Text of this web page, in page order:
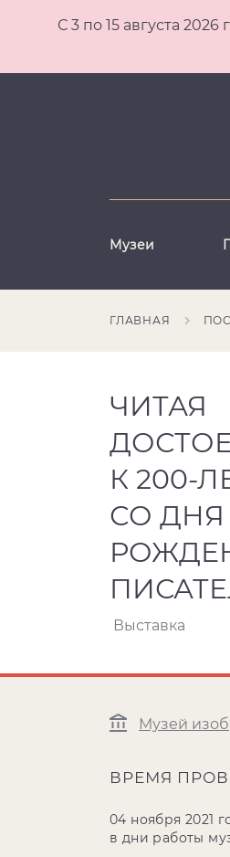
С 3 по 15 августа
Музеи
ГЛАВНАЯ
ЧИТАЯ
К 200-
СО ДНЯ
Выставка
Музей
ВРЕМЯ
04 ноября 2021
в дни работы